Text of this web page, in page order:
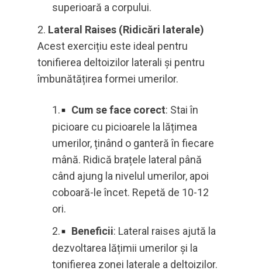
superioară a corpului.
Lateral Raises (Ridicări laterale)
Acest exercițiu este ideal pentru
tonifierea deltoizilor laterali și pentru
îmbunătățirea formei umerilor.
Cum se face corect: Stai în
picioare cu picioarele la lățimea
umerilor, ținând o ganteră în fiecare
mână. Ridică brațele lateral până
când ajung la nivelul umerilor, apoi
coboară-le încet. Repetă de 10-12
ori.
Beneficii: Lateral raises ajută la
dezvoltarea lățimii umerilor și la
tonifierea zonei laterale a deltoizilor.